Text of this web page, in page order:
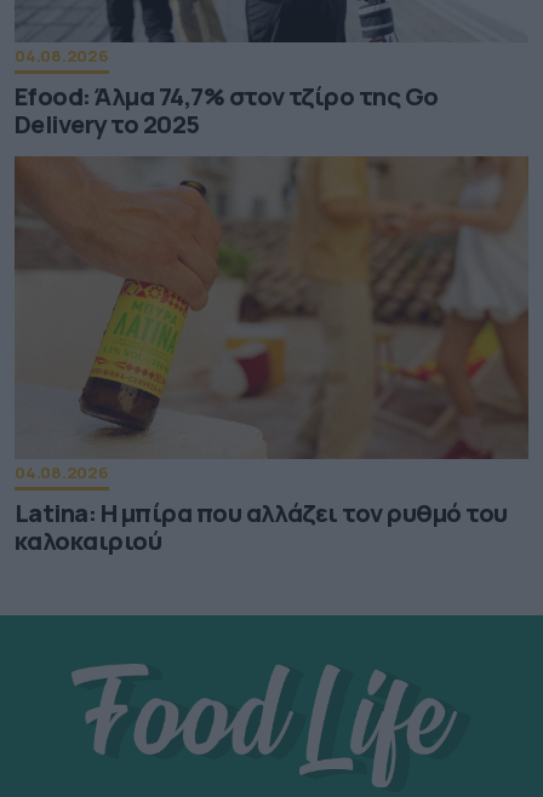
04.08.2026
Efood: Άλμα 74,7% στον τζίρο της Go
Delivery το 2025
04.08.2026
Latina: Η μπίρα που αλλάζει τον ρυθμό του
καλοκαιριού